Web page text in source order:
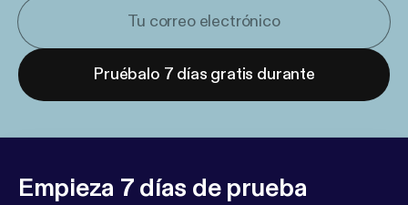
Pruébalo 7 días gratis durante
Empieza 7 días de prueba